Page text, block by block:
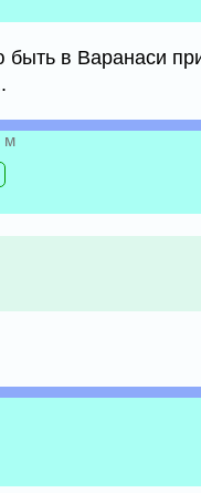
быть в Варанаси
м